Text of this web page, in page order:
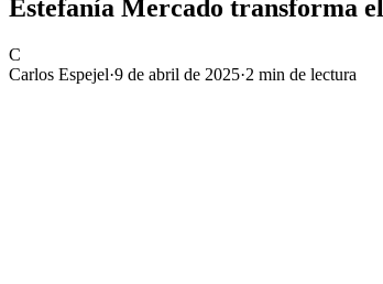
Estefanía Mercado transforma
C
Carlos Espejel·9 de abril de 2025·2 min de lectura